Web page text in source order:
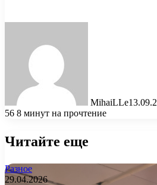
MihaiLLe
56 8 минут на прочтение
Читайте еще
Разное
29.04.2026